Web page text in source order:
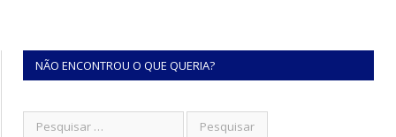
NÃO ENCONTROU O QUE QUERIA?